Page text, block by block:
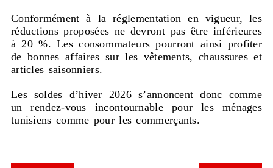
Conformément à la réglementation en vigueur, les
réductions proposées ne devront pas être inférieures
à 20 %. Les consommateurs pourront ainsi profiter
de bonnes affaires sur les vêtements, chaussures et
articles saisonniers.
Les soldes d’hiver 2026 s’annoncent donc comme
un rendez-vous incontournable pour les ménages
tunisiens comme pour les commerçants.